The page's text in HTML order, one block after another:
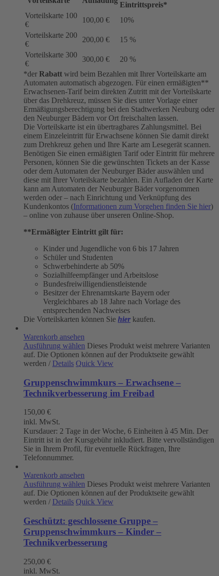
Eintrittspreis*
Vorteilskarte 100
€
100,00 €
10%
Vorteilskarte 200
€
200,00 €
15 %
Vorteilskarte 300
€
300,00 €
20 %
*der Rabatt wird beim Bezahlen mit Ihrer Vorteilskarte am
Automaten automatisch abgezogen. Für einen ermäßigten**
Erwachsenen-Tarif beim direkten Zutritt mit der Vorteilskarte
über das Drehkreuz, müssen Sie dies unter Vorlage einer
Ermäßigungsberechtigung bei den Stadtwerken Neuburg oder
den Neuburger Bädern vor Ort freischalten lassen.
Die Vorteilskarte ist ein übertragbares Zahlungsmittel. Bei
einem Einzeleintritt für Erwachsene können Sie damit direkt
zum Drehkreuz gehen und Ihre Karte am Lesegerät scannen.
Benötigen Sie einen ermäßigten Tarif oder Eintritt für mehrere
Personen, können Sie die gewünschten Tickets an der Kasse
oder dem Automaten der Neuburger Bäder auswählen und
diese mit Ihrer Vorteilskarte bezahlen. Ein Aufladen der Karte
kann am Automaten der Neuburger Bäder vorgenommen
werden oder – nach Einrichtung und Verknüpfung des
Kundenkontos (Informationen zum Vorgehen finden Sie hier)
– online von zuhause über unseren Online-Shop.
**Ermäßigter Eintritt gilt für:
Kinder und Jugendliche von 6 bis 17 Jahren
Schüler und Studenten
Schwerbehinderte ab 50%
Sozialhilfeempfänger und Arbeitslose
Bundesfreiwilligendienstleistende
Besitzer der Ehrenamtskarte Bayern oder
Vergleichbares ab 18 Jahre nach Vorlage des
entsprechenden Nachweises
Die Vorteilskarten können Sie hier kaufen.
Warenkorb ansehen
Ausführung wählen Dieses Produkt weist mehrere Varianten
auf. Die Optionen können auf der Produktseite gewählt
werden / Details Quick View
Gruppenschwimmkurs – Erwachsene –
Technikverbesserung im Freibad
150,00 €
inkl. MwSt.
Kursdauer: 2 Tage in der Woche, 6 Einheiten à 45 Min. Der
Eintritt ist in der Kursgebühr inkludiert. Bitte vervollständigen
Sie in Ihrem Profil, für eventuelle Rückfragen, Ihre
Telefonnummer.
Warenkorb ansehen
Ausführung wählen Dieses Produkt weist mehrere Varianten
auf. Die Optionen können auf der Produktseite gewählt
werden / Details Quick View
Geschützt: geschlossene Gruppe –
Gruppenschwimmkurs – Kinder –
Technikverbesserung
250,00 €
inkl. MwSt.